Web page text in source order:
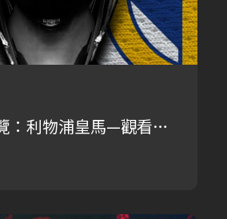
：利物浦皇馬—觀看地